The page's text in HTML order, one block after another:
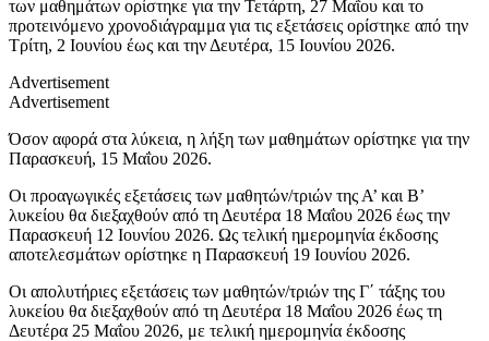
των μαθημάτων ορίστηκε για την Τετάρτη, 27 Μαΐου και το
προτεινόμενο χρονοδιάγραμμα για τις εξετάσεις ορίστηκε από την
Τρίτη, 2 Ιουνίου έως και την Δευτέρα, 15 Ιουνίου 2026.
Advertisement
Advertisement
Όσον αφορά στα λύκεια, η λήξη των μαθημάτων ορίστηκε για την
Παρασκευή, 15 Μαΐου 2026.
Οι προαγωγικές εξετάσεις των μαθητών/τριών της Α’ και Β’
λυκείου θα διεξαχθούν από τη Δευτέρα 18 Μαΐου 2026 έως την
Παρασκευή 12 Ιουνίου 2026. Ως τελική ημερομηνία έκδοσης
αποτελεσμάτων ορίστηκε η Παρασκευή 19 Ιουνίου 2026.
Οι απολυτήριες εξετάσεις των μαθητών/τριών της Γ΄ τάξης του
λυκείου θα διεξαχθούν από τη Δευτέρα 18 Μαΐου 2026 έως τη
Δευτέρα 25 Μαΐου 2026, με τελική ημερομηνία έκδοσης